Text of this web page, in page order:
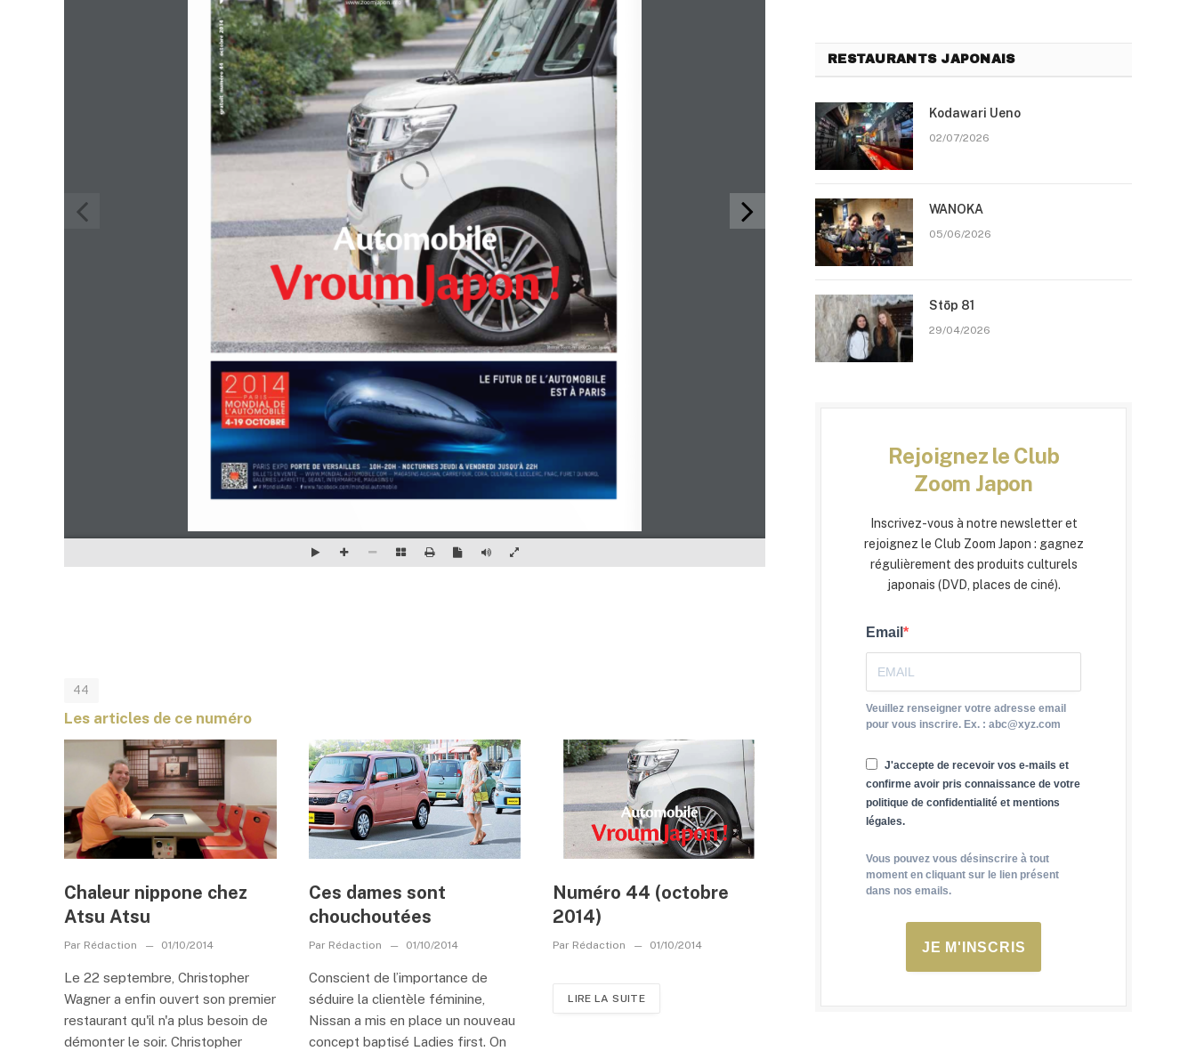
44
Les articles de ce numéro
Chaleur nippone chez
Atsu Atsu
Par Rédaction 01/10/2014
Le 22 septembre, Christopher
Wagner a enfin ouvert son premier
restaurant qu'il n'a plus besoin de
démonter le soir. Christopher
Ces dames sont
chouchoutées
Par Rédaction 01/10/2014
Conscient de l’importance de
séduire la clientèle féminine,
Nissan a mis en place un nouveau
concept baptisé Ladies first. On
Numéro 44 (octobre
2014)
Par Rédaction 01/10/2014
LIRE LA SUITE
RESTAURANTS JAPONAIS
Kodawari Ueno
02/07/2026
WANOKA
05/06/2026
Stōp 81
29/04/2026
Rejoignez le Club
Zoom Japon
Inscrivez-vous à notre newsletter et
rejoignez le Club Zoom Japon : gagnez
régulièrement des produits culturels
japonais (DVD, places de ciné).
Email
Veuillez renseigner votre adresse email
pour vous inscrire. Ex. : abc@xyz.com
J'accepte de recevoir vos e-mails et
confirme avoir pris connaissance de votre
politique de confidentialité et mentions
légales.
Vous pouvez vous désinscrire à tout
moment en cliquant sur le lien présent
dans nos emails.
JE M'INSCRIS